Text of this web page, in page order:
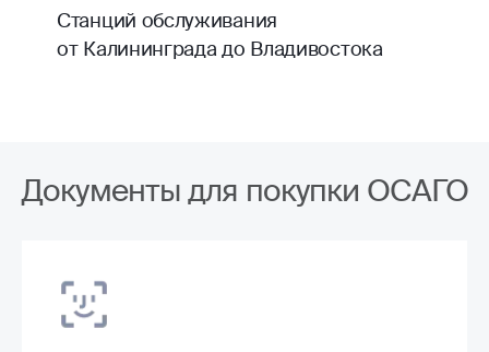
Станций обслуживания
от Калининграда до Владивостока
Документы для покупки ОСАГО